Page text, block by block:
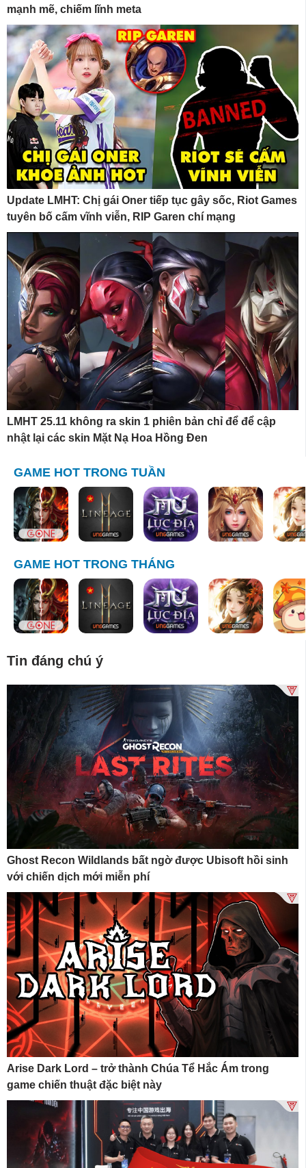
mạnh mẽ, chiếm lĩnh meta
Update LMHT: Chị gái Oner tiếp tục gây sốc, Riot Games
tuyên bố cấm vĩnh viễn, RIP Garen chí mạng
LMHT 25.11 không ra skin 1 phiên bản chỉ để để cập
nhật lại các skin Mặt Nạ Hoa Hồng Đen
GAME HOT TRONG TUẦN
GAME HOT TRONG THÁNG
Tin đáng chú ý
Ghost Recon Wildlands bất ngờ được Ubisoft hồi sinh
với chiến dịch mới miễn phí
Arise Dark Lord – trở thành Chúa Tể Hắc Ám trong
game chiến thuật đặc biệt này